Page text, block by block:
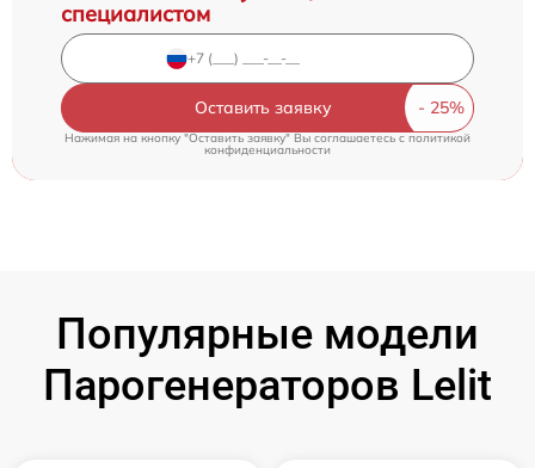
специалистом
Оставить заявку
Нажимая на кнопку "Оставить заявку" Вы соглашаетесь cполитикой
конфиденциальности
Популярные модели
Парогенераторов Lelit